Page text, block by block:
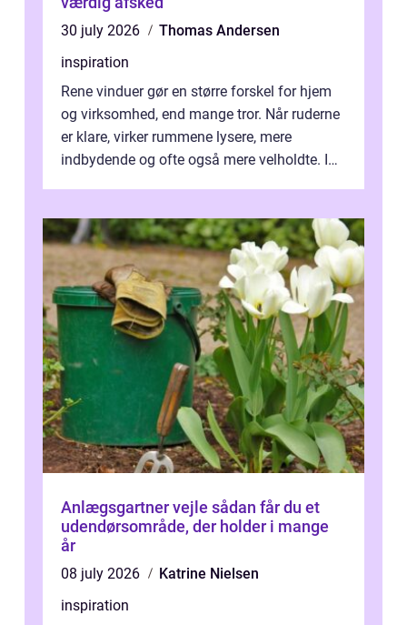
30 july 2026
Thomas Andersen
inspiration
Rene vinduer gør en større forskel for hjem
og virksomhed, end mange tror. Når ruderne
er klare, virker rummene lysere, mere
indbydende og ofte også mere velholdte. I
Anlægsgartner vejle sådan får du et
udendørsområde, der holder i mange
år
08 july 2026
Katrine Nielsen
inspiration